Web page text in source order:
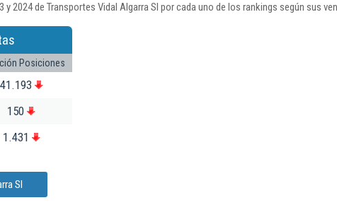
de Transportes Vidal Algarra Sl por cada uno de los rankings según sus
Posiciones
41.193
150
1.431
Sl